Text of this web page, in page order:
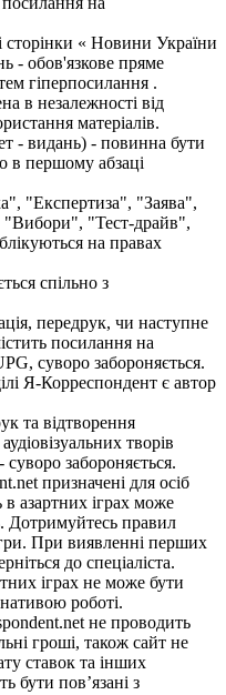
сторінки « Новини України
- обов'язкове пряме
гіперпосилання .
в незалежності від
матеріалів.
- видань) - повинна бути
в першому абзаці
"Експертиза", "Заява",
"Тест-драйв",
на правах
спільно з
передрук, чи наступне
посилання на
суворо забороняється.
Я-Корреспондент є автор
та відтворення
творів
забороняється.
призначені для осіб
азартних іграх може
Дотримуйтесь правил
При виявленні перших
до спеціаліста.
іграх не може бути
роботі.
не проводить
гроші, також сайт не
ставок та інших
бути пов’язані з